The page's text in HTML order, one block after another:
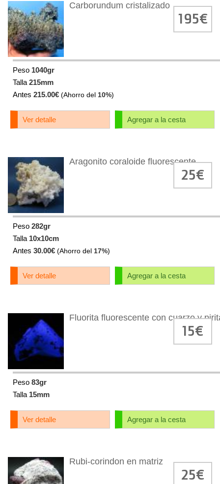
Carborundum cristalizado
195€
Peso 1040gr
Talla 215mm
Antes 215.00€ (Ahorro del 10%)
Agregar a la cesta
Ver detalle
Aragonito coraloide fluorescente
25€
Peso 282gr
Talla 10x10cm
Antes 30.00€ (Ahorro del 17%)
Agregar a la cesta
Ver detalle
Fluorita fluorescente con cuarzo y
15€
Peso 83gr
Talla 15mm
Agregar a la cesta
Ver detalle
Rubi-corindon en matriz
25€